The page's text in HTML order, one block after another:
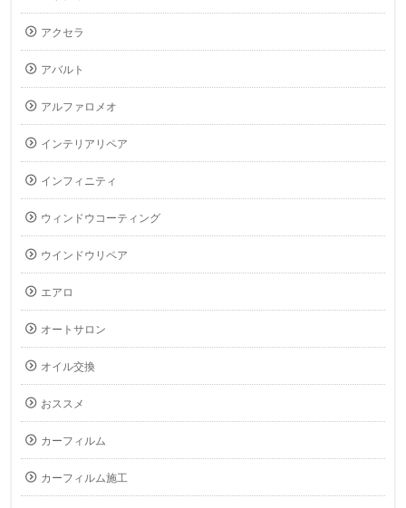
アクセラ
アバルト
アルファロメオ
インテリアリペア
インフィニティ
ウィンドウコーティング
ウインドウリペア
エアロ
オートサロン
オイル交換
おススメ
カーフィルム
カーフィルム施工